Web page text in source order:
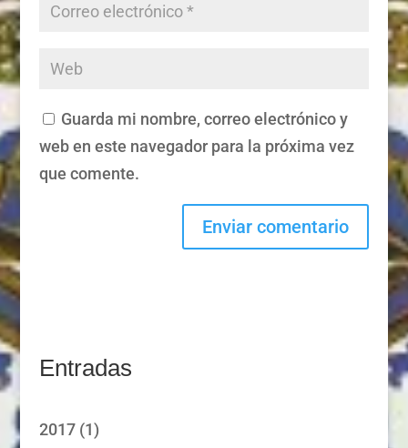
Guarda mi nombre, correo electrónico y
web en este navegador para la próxima vez
que comente.
Entradas
2017(1)